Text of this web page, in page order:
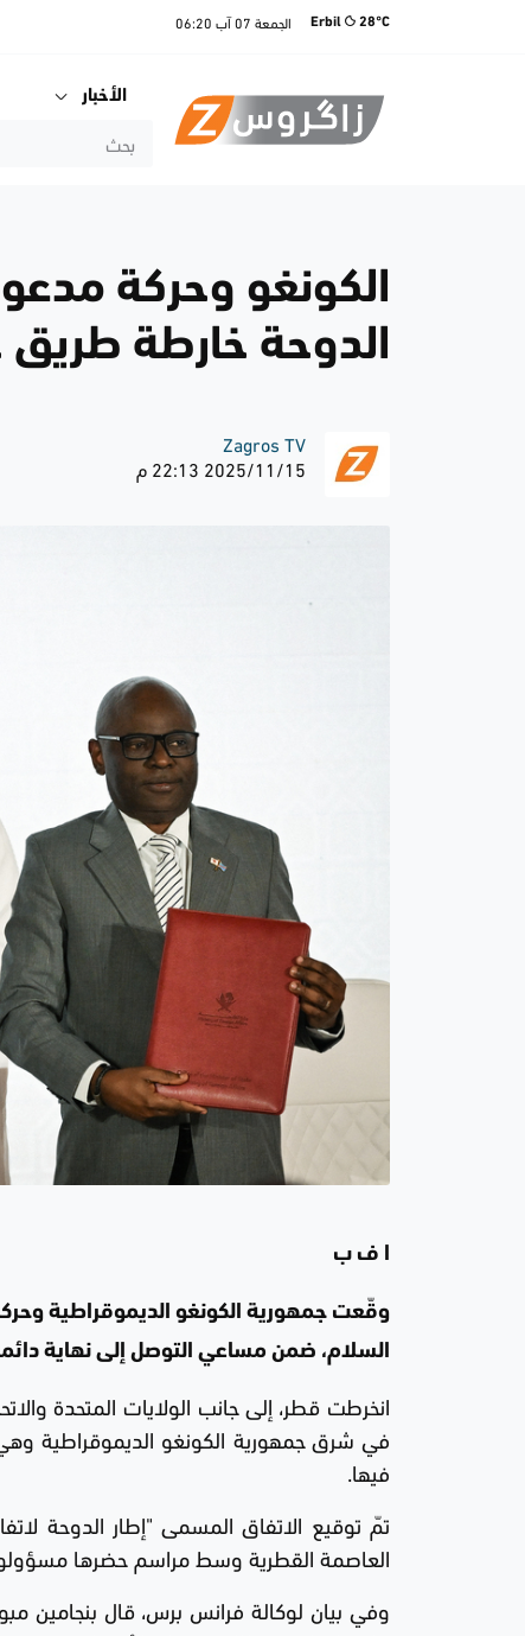
Erbil 28°C الجمعة 07 آب 06:20
الأخبار
الكونغو وحركة
الدوحة خارطة طريق
Zagros TV
2025/11/15 22:13 م
ا ف ب
السلام، ضمن مساعي التوصل إلى نهاية
انخرطت قطر، إلى جانب الولايات المتحدة
فيها.
العاصمة القطرية وسط مراسم حضرها مسؤولون